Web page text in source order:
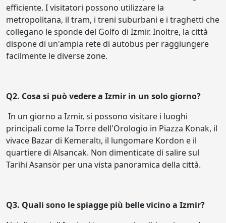
efficiente. I visitatori possono utilizzare la
metropolitana, il tram, i treni suburbani e i traghetti che
collegano le sponde del Golfo di Izmir. Inoltre, la città
dispone di un'ampia rete di autobus per raggiungere
facilmente le diverse zone.
Q2. Cosa si può vedere a Izmir in un solo giorno?
In un giorno a Izmir, si possono visitare i luoghi
principali come la Torre dell'Orologio in Piazza Konak, il
vivace Bazar di Kemeraltı, il lungomare Kordon e il
quartiere di Alsancak. Non dimenticate di salire sul
Tarihi Asansör per una vista panoramica della città.
Q3. Quali sono le spiagge più belle vicino a Izmir?